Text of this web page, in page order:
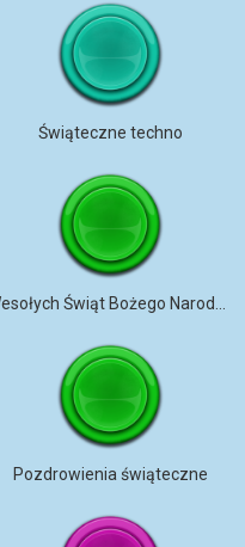
Świąteczne techno
Pozdrowienia świąteczne